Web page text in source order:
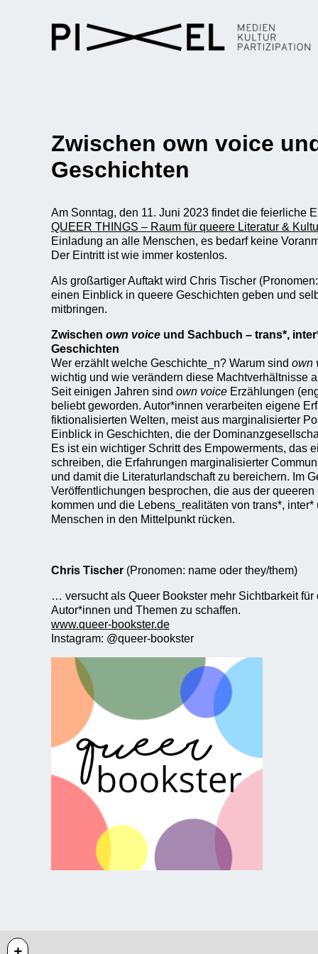
Zwischen own voice
Geschichten
Am Sonntag, den 11. Juni 2023 findet die feierliche
QUEER THINGS – Raum für queere Literatur &
Einladung an alle Menschen, es bedarf keine
Der Eintritt ist wie immer kostenlos.
Als großartiger Auftakt wird Chris Tischer
einen Einblick in queere Geschichten geben und
mitbringen.
Zwischen own voice und Sachbuch – trans*,
Geschichten
Wer erzählt welche Geschichte_n? Warum sind own
wichtig und wie verändern diese Machtverhältnisse
Seit einigen Jahren sind own voice Erzählungen
beliebt geworden. Autor*innen verarbeiten eigene
fiktionalisierten Welten, meist aus marginalisierter
Einblick in Geschichten, die der
Es ist ein wichtiger Schritt des Empowerments, das
schreiben, die Erfahrungen marginalisierter
und damit die Literaturlandschaft zu bereichern. Im
Veröffentlichungen besprochen, die aus der
kommen und die Lebens_realitäten von trans*,
Menschen in den Mittelpunkt rücken.
Chris Tischer (Pronomen: name oder they/them)
… versucht als Queer Bookster mehr Sichtbarkeit für
Autor*innen und Themen zu schaffen.
www.queer-bookster.de
Instagram: @queer-bookster
+